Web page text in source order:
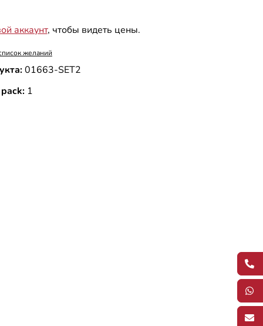
аккаунт, чтобы видеть цены.
желаний
01663-SET2
1